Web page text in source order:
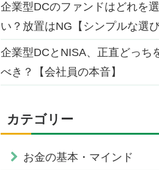
企業型DCのファンドはどれを
い？放置はNG【シンプルな選び
企業型DCとNISA、正直どっち
べき？【会社員の本音】
カテゴリー
お金の基本・マインド